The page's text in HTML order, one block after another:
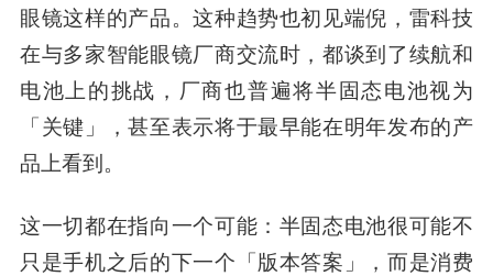
眼镜这样的产品。这种趋势也初见端倪，雷科技
在与多家智能眼镜厂商交流时，都谈到了续航和
电池上的挑战，厂商也普遍将半固态电池视为
「关键」，甚至表示将于最早能在明年发布的产
品上看到。
这一切都在指向一个可能：半固态电池很可能不
只是手机之后的下一个「版本答案」，而是消费